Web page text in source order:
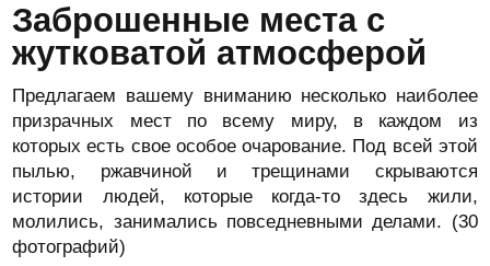
Заброшенные места с
жутковатой атмосферой
Предлагаем вашему вниманию несколько наиболее
призрачных мест по всему миру, в каждом из
которых есть свое особое очарование. Под всей этой
пылью, ржавчиной и трещинами скрываются
истории людей, которые когда-то здесь жили,
молились, занимались повседневными делами. (30
фотографий)